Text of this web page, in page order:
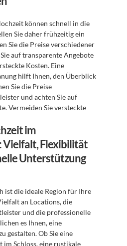
können schnell in die
Sie daher frühzeitig ein
Sie die Preise verschiedener
auf transparente Angebote
Kosten. Eine
hilft Ihnen, den Überblick
Sie die Preise
und achten Sie auf
Vermeiden Sie versteckte
im
Vielfalt, Flexibilität
Unterstützung
an Locations, die
und die professionelle
es Ihnen, eine
gestalten. Ob Sie eine
im Schloss, eine rustikale